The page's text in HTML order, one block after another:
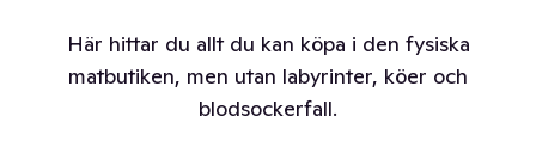
Här hittar du allt du kan köpa i den fysiska
matbutiken, men utan labyrinter, köer och
blodsockerfall.